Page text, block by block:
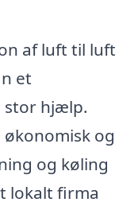
af luft til luft
et
stor hjælp.
og
og køling
lokalt firma